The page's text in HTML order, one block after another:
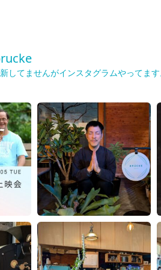
してませんがインスタグラムやってます